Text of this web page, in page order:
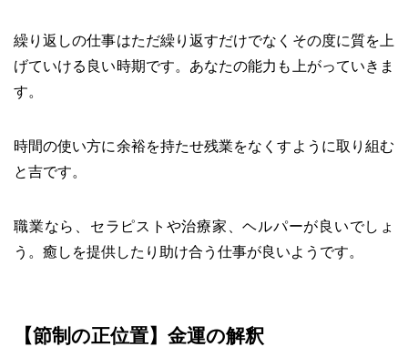
繰り返しの仕事はただ繰り返すだけでなくその度に質を上
げていける良い時期です。あなたの能力も上がっていきま
す。
時間の使い方に余裕を持たせ残業をなくすように取り組む
と吉です。
職業なら、セラピストや治療家、ヘルパーが良いでしょ
う。癒しを提供したり助け合う仕事が良いようです。
【節制の正位置】金運の解釈